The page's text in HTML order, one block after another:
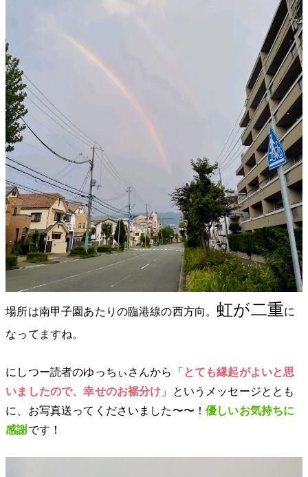
場所は南甲子園あたりの臨港線の西方向。 虹が二重に
なってますね。
にしつー読者のゆっちぃさんから「 とても縁起がよいと思
いましたので、幸せのお裾分け 」というメッセージととも
に、お写真送ってくださいました〜〜！優しいお気持ちに
感謝です！